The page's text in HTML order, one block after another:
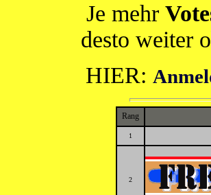
Je mehr
desto weiter
HIER:
Rang
1
2